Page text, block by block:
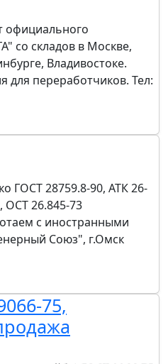
официального
со складов в Москве,
Владивостоке.
для переработчиков. Тел:
ГОСТ 28759.8-90, АТК 26-
ОСТ 26.845-73
с иностранными
Союз", г.Омск
75,